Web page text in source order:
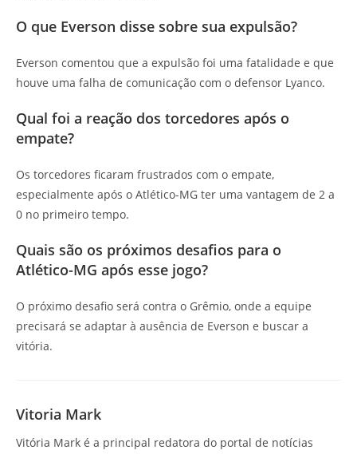
O que Everson disse sobre sua expulsão?
Everson comentou que a expulsão foi uma fatalidade e que
houve uma falha de comunicação com o defensor Lyanco.
Qual foi a reação dos torcedores após o
empate?
Os torcedores ficaram frustrados com o empate,
especialmente após o Atlético-MG ter uma vantagem de 2 a
0 no primeiro tempo.
Quais são os próximos desafios para o
Atlético-MG após esse jogo?
O próximo desafio será contra o Grêmio, onde a equipe
precisará se adaptar à ausência de Everson e buscar a
vitória.
Vitoria Mark
Vitória Mark é a principal redatora do portal de notícias